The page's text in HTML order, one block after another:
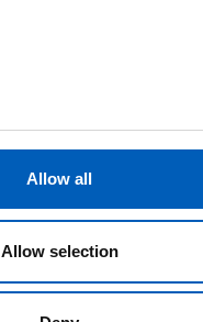
Allow all
Allow selection